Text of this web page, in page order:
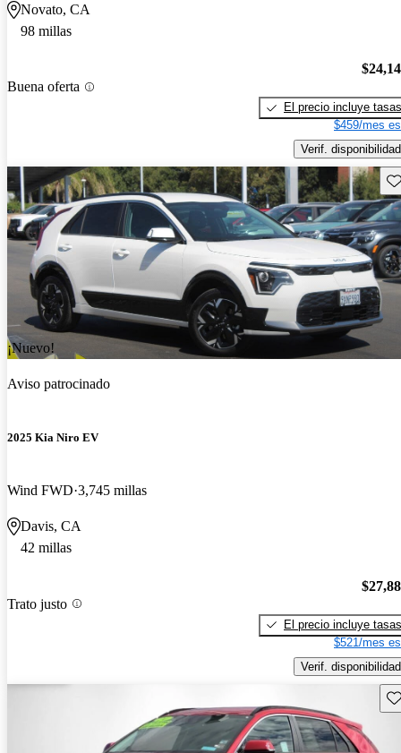
Novato, CA
98 millas
Buena oferta
El precio incluye tasas
$459/mes
Verif. disponibilidad
¡Nuevo!
Aviso patrocinado
2025 Kia Niro EV
Wind FWD 3,745 millas
Davis, CA
42 millas
Trato justo
El precio incluye tasas
$521/mes
Verif. disponibilidad